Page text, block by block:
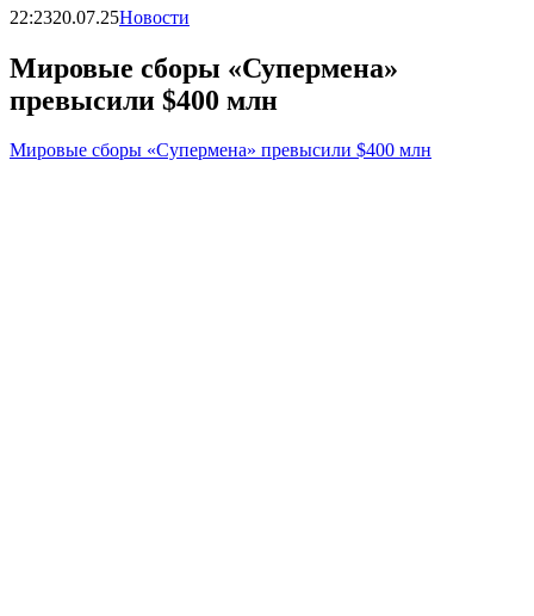
22:2320.07.25Новости
Мировые сборы «Супермена»
превысили $400 млн
Мировые сборы «Супермена» превысили $400 млн